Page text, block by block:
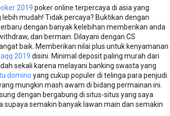
2019 poker online terpercaya di asia yang
mudah! Tidak percaya? Buktikan dengan
dengan banyak kelebihan memberikan anda
dan bermain. Dilayani dengan CS
baik. Memberikan nilai plus untuk kenyamanan
2019 disini. Minimal deposit paling murah dari
sekali karena melayani banking swasta yang
domino yang cukup populer di telinga para penjudi
mungkin mash awam di bidang permainan ini.
dengan bergabung di situs-situs yang saya
supaya semakin banyak lawan main dan semakin